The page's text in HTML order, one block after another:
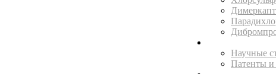
Научные
Патенты и